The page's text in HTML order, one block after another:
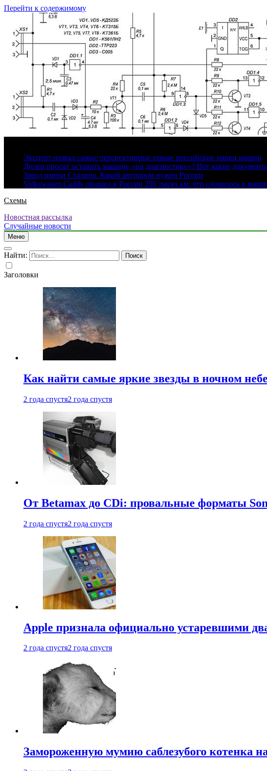
Перейти к содержимому
Эксперт назвал самые перспективные новые российские марки машин
Дилер просит оставить машину «на диагностику»? Вот какие
Завод имени Сталина. Какой автопром нужен России
Volkswagen Caddy прошел в России 280 тысяч км: что сломалось в
Схемы
Новостная рассылка
Случайные новости
Меню
Найти:
Заголовки
Как найти самые яркие звезды в ночном
2 года спустя2 года спустя
От Betamax до CDi: провальные форматы
2 года спустя2 года спустя
Apple признала официально устаревшими
2 года спустя2 года спустя
Замороженную мумию саблезубого котенка